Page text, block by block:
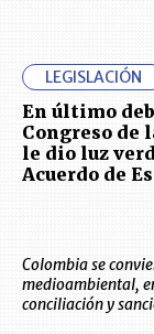
LEGISLACIÓN
En último
Congreso de
le dio luz
Acuerdo de
Colombia se
medioambiental,
conciliación y